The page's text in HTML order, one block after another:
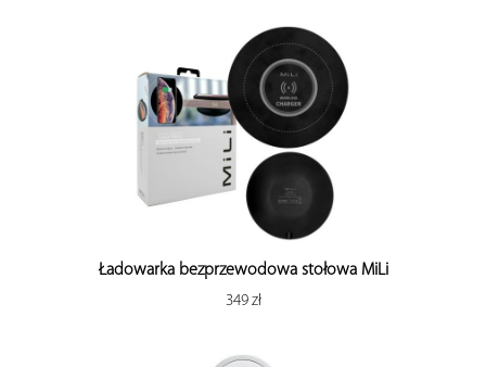
Ładowarka bezprzewodowa stołowa MiLi
349 zł